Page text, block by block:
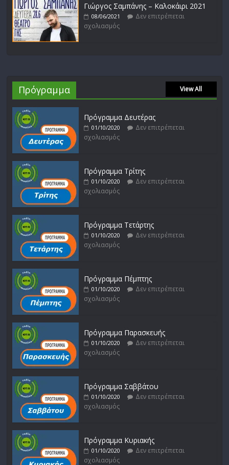
Γιώργος Σαμπάνης – Καλοκάιρι 2021
08/06/2021
Δεν επιτρέπεται
σχολιασμός
Πρόγραμμα View All
Πρόγραμμα Δευτέρας
01/10/2020
Δεν επιτρέπεται
σχολιασμός
Πρόγραμμα Τρίτης
01/10/2020
Δεν επιτρέπεται
σχολιασμός
Πρόγραμμα Τετάρτης
01/10/2020
Δεν επιτρέπεται
σχολιασμός
Πρόγραμμα Πέμπτης
01/10/2020
Δεν επιτρέπεται
σχολιασμός
Πρόγραμμα Παρασκευής
01/10/2020
Δεν επιτρέπεται
σχολιασμός
Πρόγραμμα Σαββάτου
01/10/2020
Δεν επιτρέπεται
σχολιασμός
Πρόγραμμα Κυριακής
01/10/2020
Δεν επιτρέπεται
σχολιασμός